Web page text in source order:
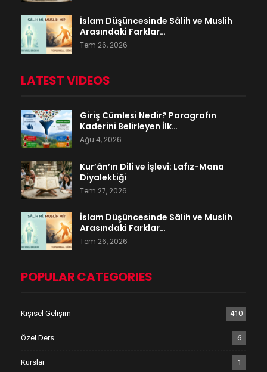
İslam Düşüncesinde Sâlih ve Muslih
Arasındaki Farklar…
Tem 26, 2026
LATEST VIDEOS
Giriş Cümlesi Nedir? Paragrafın
Kaderini Belirleyen İlk…
Ağu 4, 2026
Kur’ân’ın Dili ve İşlevi: Lafız-Mana
Diyalektiği
Tem 27, 2026
İslam Düşüncesinde Sâlih ve Muslih
Arasındaki Farklar…
Tem 26, 2026
POPULAR CATEGORIES
Kişisel Gelişim 410
Özel Ders 6
Kurslar 1